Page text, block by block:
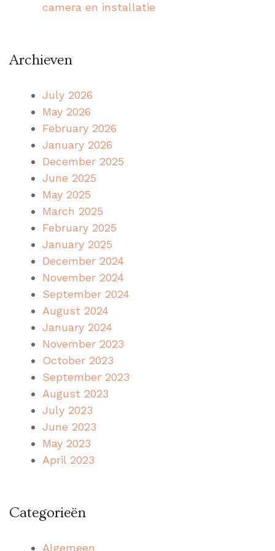
camera en installatie
Archieven
July 2026
May 2026
February 2026
January 2026
December 2025
June 2025
May 2025
March 2025
February 2025
January 2025
December 2024
November 2024
September 2024
August 2024
January 2024
November 2023
October 2023
September 2023
August 2023
July 2023
June 2023
May 2023
April 2023
Categorieën
Algemeen